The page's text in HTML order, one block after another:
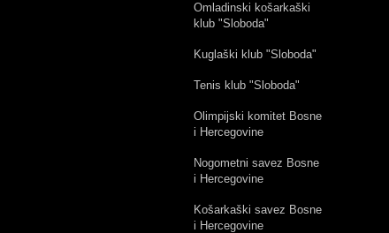
Omladinski košarkaški
klub "Sloboda"
Kuglaški klub "Sloboda"
Tenis klub "Sloboda"
Olimpijski komitet Bosne
i Hercegovine
Nogometni savez Bosne
i Hercegovine
Košarkaški savez Bosne
i Hercegovine